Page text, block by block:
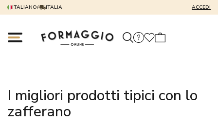
ITALIANO/ ITALIA ACCEDI
I migliori prodotti tipici con lo
zafferano